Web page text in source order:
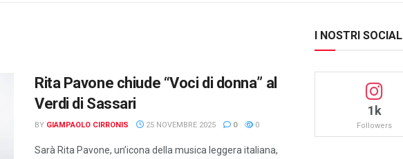
Rita Pavone chiude “Voci di donna” al
Verdi di Sassari
BY GIAMPAOLO CIRRONIS 25 NOVEMBRE 2025 0 0
Sarà Rita Pavone, un’icona della musica leggera italiana,
I NOSTRI SOCIAL
1k
Followers